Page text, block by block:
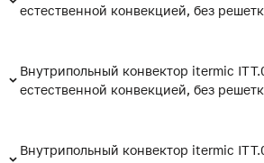
естественной конвекцией, без
Внутрипольный конвектор itermic
естественной конвекцией, без
Внутрипольный конвектор itermic